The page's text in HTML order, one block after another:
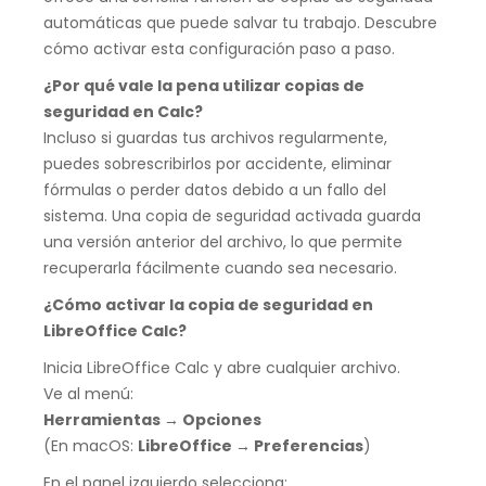
automáticas que puede salvar tu trabajo. Descubre
cómo activar esta configuración paso a paso.
¿Por qué vale la pena utilizar copias de
seguridad en Calc?
Incluso si guardas tus archivos regularmente,
puedes sobrescribirlos por accidente, eliminar
fórmulas o perder datos debido a un fallo del
sistema. Una copia de seguridad activada guarda
una versión anterior del archivo, lo que permite
recuperarla fácilmente cuando sea necesario.
¿Cómo activar la copia de seguridad en
LibreOffice Calc?
Inicia LibreOffice Calc y abre cualquier archivo.
Ve al menú:
Herramientas → Opciones
(En macOS: LibreOffice → Preferencias)